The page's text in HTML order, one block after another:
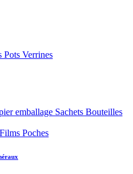
Pots Verrines
emballage Sachets Bouteilles
Poches